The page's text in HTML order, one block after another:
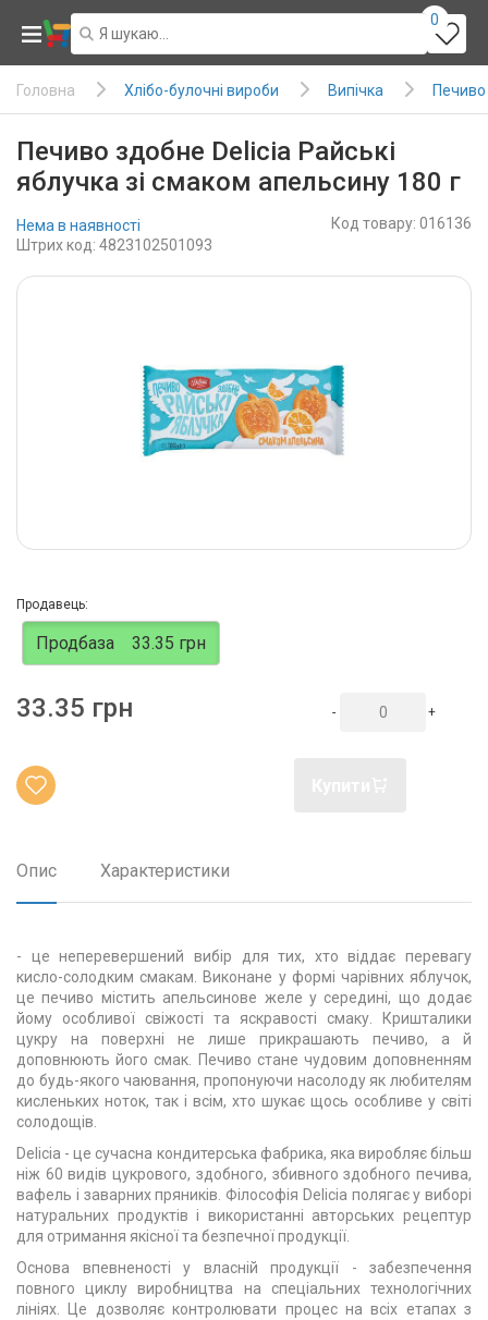
0
Головна Хлібо-булочні вироби Випічка Печиво
Печиво здобне Delicia Райські
яблучка зі смаком апельсину 180 г
Нема в наявності
Код товару: 016136
Штрих код: 4823102501093
Продавець:
Продбаза 33.35 грн
33.35 грн - +
Опис Характеристики
- це неперевершений вибір для тих, хто віддає перевагу
кисло-солодким смакам. Виконане у формі чарівних яблучок,
це печиво містить апельсинове желе у середині, що додає
йому особливої свіжості та яскравості смаку. Кришталики
цукру на поверхні не лише прикрашають печиво, а й
доповнюють його смак. Печиво стане чудовим доповненням
до будь-якого чаювання, пропонуючи насолоду як любителям
кисленьких ноток, так і всім, хто шукає щось особливе у світі
солодощів.
Delicia - це сучасна кондитерська фабрика, яка виробляє більш
ніж 60 видів цукрового, здобного, збивного здобного печива,
вафель і заварних пряників. Філософія Delicia полягає у виборі
натуральних продуктів і використанні авторських рецептур
для отримання якісної та безпечної продукції.
Основа впевненості у власній продукції - забезпечення
повного циклу виробництва на спеціальних технологічних
лініях. Це дозволяє контролювати процес на всіх етапах з